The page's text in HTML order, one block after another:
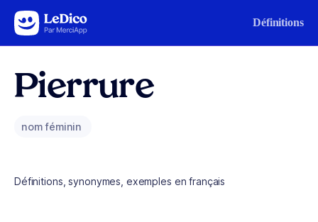
Aller au contenu Définitions
Pierrure
nom féminin
Définitions, synonymes, exemples en français